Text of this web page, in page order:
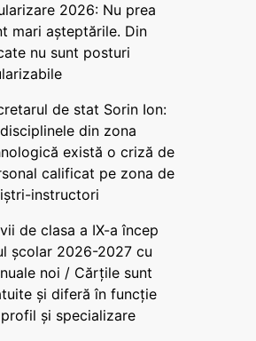
2026: Nu prea
mari așteptările. Din
nu sunt posturi
de stat Sorin Ion:
din zona
există o criză de
calificat pe zona de
instructori
de clasa a IX-a încep
școlar 2026-2027 cu
noi / Cărțile sunt
și diferă în funcție
și specializare